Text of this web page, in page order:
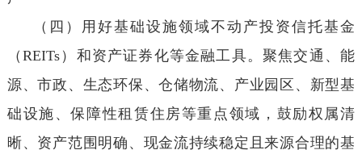
（四）用好基础设施领域不动产投资信托基金
（REITs）和资产证券化等金融工具。聚焦交通、能
源、市政、生态环保、仓储物流、产业园区、新型基
础设施、保障性租赁住房等重点领域，鼓励权属清
晰、资产范围明确、现金流持续稳定且来源合理的基